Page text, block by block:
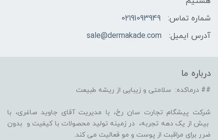
شماره تماس:
02191093949
آدرس ایمیل:
sale@dermakade.com
درباره ما
## درماکده: سلامتی و زیبایی از ریشه طبیعت
شرکت پیشگام تجارت سان رخ، با مدیریت آقای جاوید صاغری، با
بیش از یک دهه تجربه، در زمینه تولید محصولات با کیفیت و بدون
ضرر برای مراقبت از پوست و مو فعالیت می کند.